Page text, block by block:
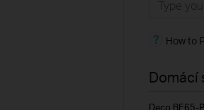
Business
ISP
How to
Domácí
Deco BE65-